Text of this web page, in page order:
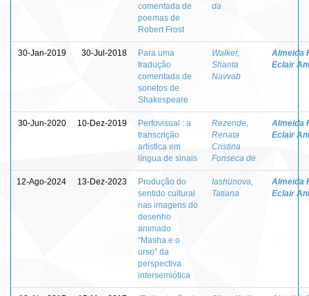
comentada de
poemas de
Robert Frost
da
30-Jan-2019 30-Jul-2018
Para uma
tradução
comentada de
sonetos de
Shakespeare
Walker,
Shanta
Navvab
Almeida
Eclair
30-Jun-2020 10-Dez-2019
Perfovisual : a
transcrição
artística em
língua de sinais
Rezende,
Renata
Cristina
Fonseca de
Almeida
Eclair
12-Ago-2024 13-Dez-2023
Produção do
sentido cultural
nas imagens do
desenho
animado
“Masha e o
urso” da
perspectiva
intersemiótica
Iashunova,
Tatiana
Almeida
Eclair